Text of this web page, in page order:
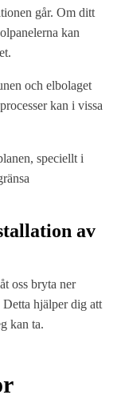
går. Om ditt
kan
och elbolaget
kan i vissa
speciellt i
av
oss bryta ner
hjälper dig att
kan ta.